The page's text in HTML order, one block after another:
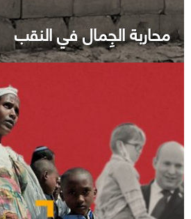
محاربة الجِمال في النقب